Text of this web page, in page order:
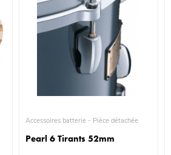
Accessoires batterie - Pièce détachée
Pearl 6 Tirants 52mm